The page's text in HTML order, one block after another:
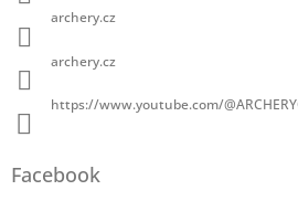
archery.cz
archery.cz
https://www.youtube.com/
Facebook